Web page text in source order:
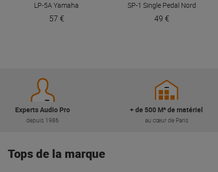
LP-5AYamaha
57 €
SP-1 Single Pedal Nord
49 €
Experts Audio Pro
depuis 1986
+ de 500 M² de matériel
au cœur de Paris
Tops de la marque